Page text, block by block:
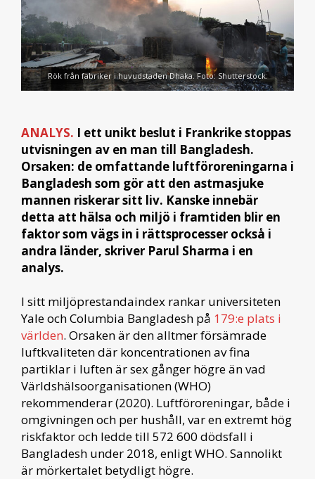
Rök från fabriker i huvudstaden Dhaka. Foto: Shutterstock.
ANALYS. I ett unikt beslut i Frankrike stoppas
utvisningen av en man till Bangladesh.
Orsaken: de omfattande luftföroreningarna i
Bangladesh som gör att den astmasjuke
mannen riskerar sitt liv. Kanske innebär
detta att hälsa och miljö i framtiden blir en
faktor som vägs in i rättsprocesser också i
andra länder, skriver Parul Sharma i en
analys.
I sitt miljöprestandaindex rankar universiteten
Yale och Columbia Bangladesh på 179:e plats i
världen. Orsaken är den alltmer försämrade
luftkvaliteten där koncentrationen av fina
partiklar i luften är sex gånger högre än vad
Världshälsoorganisationen (WHO)
rekommenderar (2020). Luftföroreningar, både i
omgivningen och per hushåll, var en extremt hög
riskfaktor och ledde till 572 600 dödsfall i
Bangladesh under 2018, enligt WHO. Sannolikt
är mörkertalet betydligt högre.